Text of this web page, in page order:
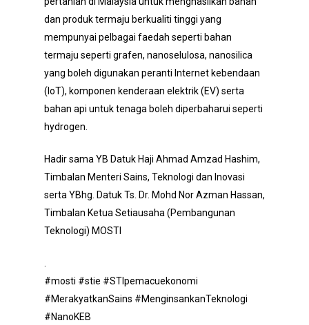
dan produk termaju berkualiti tinggi yang
mempunyai pelbagai faedah seperti bahan
termaju seperti grafen, nanoselulosa, nanosilica
yang boleh digunakan peranti Internet kebendaan
(IoT), komponen kenderaan elektrik (EV) serta
bahan api untuk tenaga boleh diperbaharui seperti
hydrogen.
Hadir sama YB Datuk Haji Ahmad Amzad Hashim,
Timbalan Menteri Sains, Teknologi dan Inovasi
serta YBhg. Datuk Ts. Dr. Mohd Nor Azman Hassan,
Timbalan Ketua Setiausaha (Pembangunan
Teknologi) MOSTI
#mosti #stie #STIpemacuekonomi
#MerakyatkanSains #MenginsankanTeknologi
#NanoKEB